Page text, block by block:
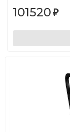
101520₽